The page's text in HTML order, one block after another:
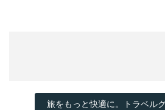
旅をもっと快適に。トラベル